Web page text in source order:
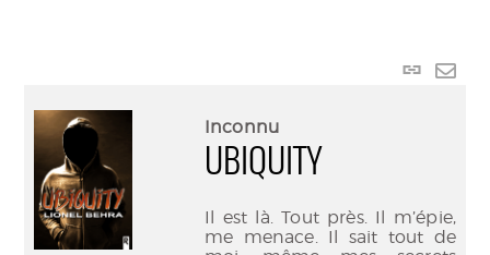
Lien
Inconnu
UBIQUITY
Il est là. Tout près. Il m’épie,
me menace. Il sait tout de